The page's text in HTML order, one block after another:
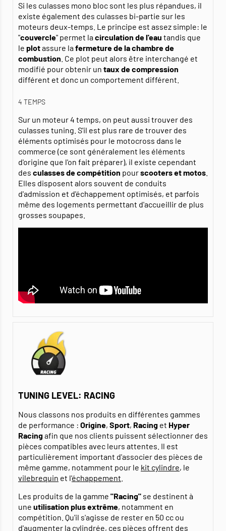
Si les culasses mono bloc sont les plus répandues, il
existe également des culasses bi-partie sur les
moteurs deux-temps. Le principe est assez simple: le
"couvercle" permet lacirculation de l'eau tandis que
le plotassure lafermeture de la chambre de
combustion . Ce plot peut alors être interchangé et
modifié pour obtenir un taux de compression
différent et donc un comportement différent.
4 TEMPS
Sur un moteur 4 temps, on peut aussi trouver des
culasses tuning. S'il est plus rare de trouver des
éléments optimisés pour le motocross dans le
commerce (ce sont généralement les éléments
d'origine que l'on fait préparer), il existe cependant
des culasses de compétition pourscooters et motos
Elles disposent alors souvent de conduits
d'admission et d'échappement optimisés, et parfois
même des logements permettant d'accueillir de plus
grosses soupapes.
TUNING LEVEL: RACING
Nous classons nos produits en différentes gammes
de performance : Origine, Sport, Racing et Hyper
Racingafin que nos clients puissent sélectionner des
pièces compatibles avec leurs attentes. Il est
particulièrement important d'associer des pièces de
même gamme, notamment pour le kit cylindre, le
vilebrequin et l'échappement
Les produits de la gamme "Racing" se destinent à
une utilisation plus extrême, notamment en
compétition. Qu'il s'agisse de rester en 50 cc ou
d'augmenter la cylindrée, ces pièces offrent des